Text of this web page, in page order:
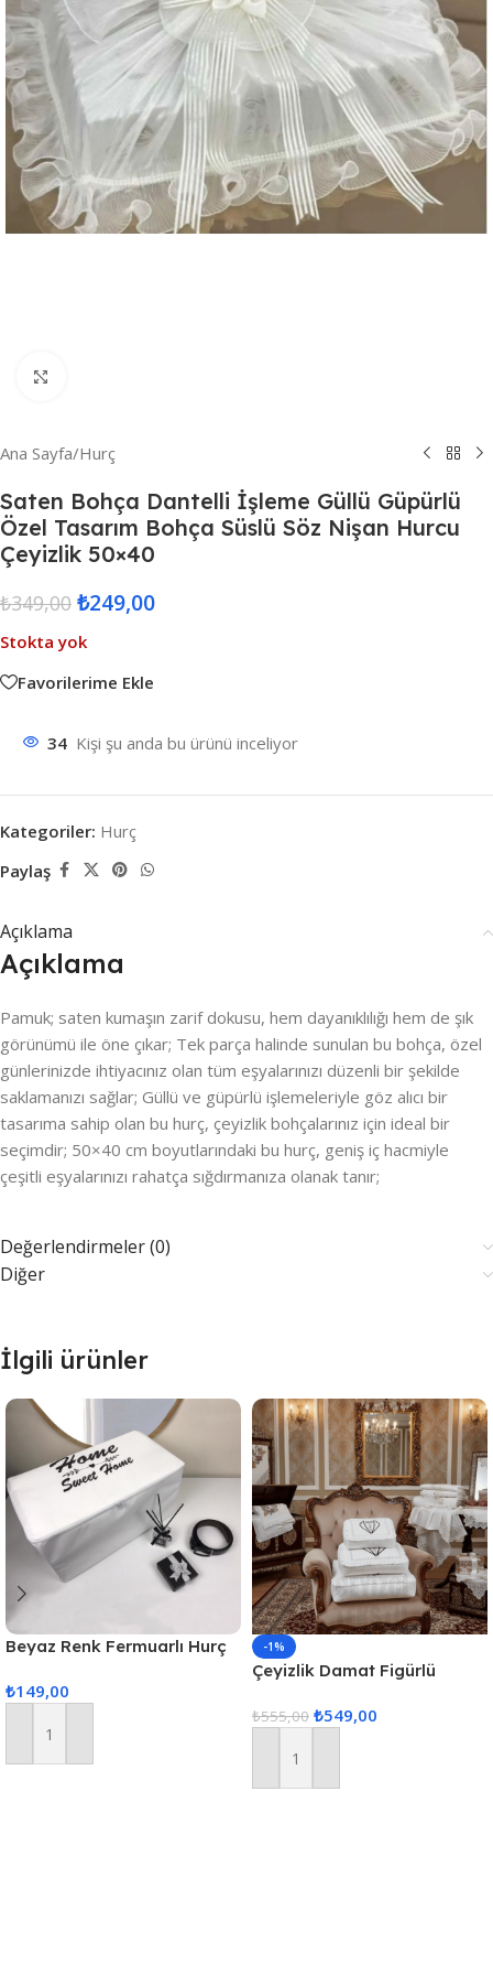
Ana Sayfa/Hurç
Saten Bohça Dantelli İşleme Güllü Güpürlü
Özel Tasarım Bohça Süslü Söz Nişan Hurcu
Çeyizlik 50×40
₺349,00 ₺249,00
Stokta yok
Favorilerime Ekle
34 Kişi şu anda bu ürünü inceliyor
Kategoriler: Hurç
Paylaş
Açıklama
Açıklama
Pamuk; saten kumaşın zarif dokusu, hem dayanıklılığı hem de şık
görünümü ile öne çıkar; Tek parça halinde sunulan bu bohça, özel
günlerinizde ihtiyacınız olan tüm eşyalarınızı düzenli bir şekilde
saklamanızı sağlar; Güllü ve güpürlü işlemeleriyle göz alıcı bir
tasarıma sahip olan bu hurç, çeyizlik bohçalarınız için ideal bir
seçimdir; 50×40 cm boyutlarındaki bu hurç, geniş iç hacmiyle
çeşitli eşyalarınızı rahatça sığdırmanıza olanak tanır;
Değerlendirmeler (0)
Diğer
İlgili ürünler
Beyaz Renk Fermuarlı Hurç
₺149,00
Sepete Ekle
-1%
Çeyizlik Damat Figürlü
Bohça, Nişan Gelin Damat
₺555,00 ₺549,00
Sepete Ekle